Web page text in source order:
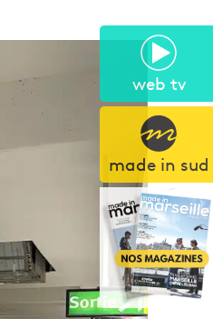
web tv
made in sud